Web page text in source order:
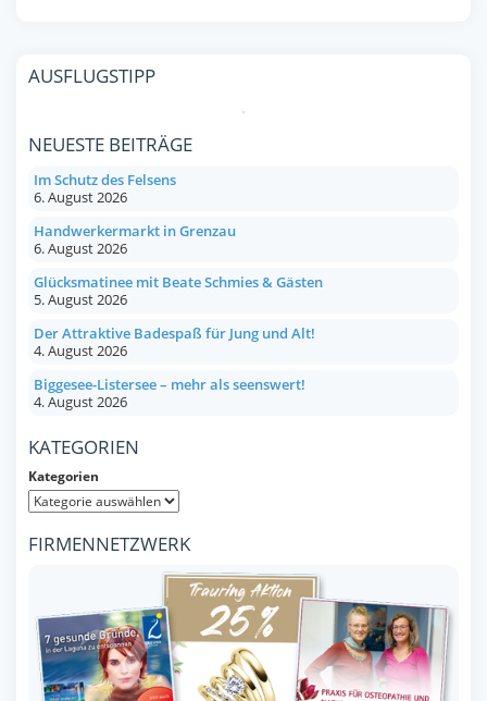
AUSFLUGSTIPP
NEUESTE BEITRÄGE
Im Schutz des Felsens
6. August 2026
Handwerkermarkt in Grenzau
6. August 2026
Glücksmatinee mit Beate Schmies & Gästen
5. August 2026
Der Attraktive Badespaß für Jung und Alt!
4. August 2026
Biggesee-Listersee – mehr als seenswert!
4. August 2026
KATEGORIEN
Kategorien
FIRMENNETZWERK